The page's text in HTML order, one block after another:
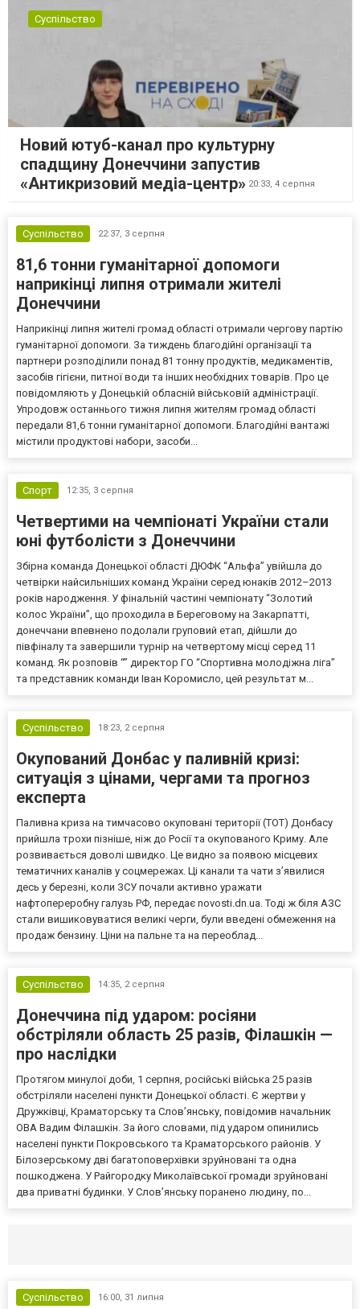
Суспільство
Новий ютуб-канал про культурну
спадщину Донеччини запустив
«Антикризовий медіа-центр» 20:33, 4 серпня
Суспільство 22:37, 3 серпня
81,6 тонни гуманітарної допомоги
наприкінці липня отримали жителі
Донеччини
Наприкінці липня жителі громад області отримали чергову партію
гуманітарної допомоги. За тиждень благодійні організації та
партнери розподілили понад 81 тонну продуктів, медикаментів,
засобів гігієни, питної води та інших необхідних товарів. Про це
повідомляють у Донецькій обласній військовій адміністрації.
Упродовж останнього тижня липня жителям громад області
передали 81,6 тонни гуманітарної допомоги. Благодійні вантажі
містили продуктові набори, засоби...
Спорт 12:35, 3 серпня
Четвертими на чемпіонаті України стали
юні футболісти з Донеччини
Збірна команда Донецької області ДЮФК “Альфа” увійшла до
четвірки найсильніших команд України серед юнаків 2012–2013
років народження. У фінальній частині чемпіонату “Золотий
колос України”, що проходила в Береговому на Закарпатті,
донеччани впевнено подолали груповий етап, дійшли до
півфіналу та завершили турнір на четвертому місці серед 11
команд. Як розповів “” директор ГО “Спортивна молодіжна ліга”
та представник команди Іван Коромисло, цей результат м...
Суспільство 18:23, 2 серпня
Окупований Донбас у паливній кризі:
ситуація з цінами, чергами та прогноз
експерта
Паливна криза на тимчасово окуповані території (ТОТ) Донбасу
прийшла трохи пізніше, ніж до Росії та окупованого Криму. Але
розвивається доволі швидко. Це видно за появою місцевих
тематичних каналів у соцмережах. Ці канали та чати з’явилися
десь у березні, коли ЗСУ почали активно уражати
нафтопереробну галузь РФ, передає novosti.dn.ua. Тоді ж біля АЗС
стали вишиковуватися великі черги, були введені обмеження на
продаж бензину. Ціни на пальне та на переоблад...
Суспільство 14:35, 2 серпня
Донеччина під ударом: росіяни
обстріляли область 25 разів, Філашкін —
про наслідки
Протягом минулої доби, 1 серпня, російські війська 25 разів
обстріляли населені пункти Донецької області. Є жертви у
Дружківці, Краматорську та Слов’янську, повідомив начальник
ОВА Вадим Філашкін. За його словами, під ударом опинились
населені пункти Покровського та Краматорського районів. У
Білозерському дві багатоповерхівки зруйновані та одна
пошкоджена. У Райгородку Миколаївської громади зруйновані
два приватні будинки. У Слов’янську поранено людину, по...
Суспільство 16:00, 31 липня